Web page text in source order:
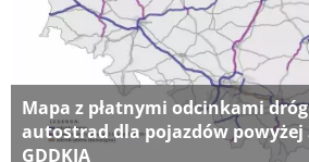
Mapa z płatnymi odcinkami
autostrad dla pojazdów powyżej
GDDKIA